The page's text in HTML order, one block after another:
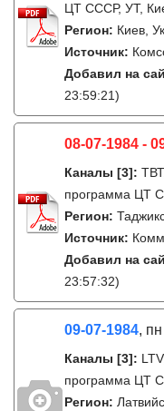
ЦТ СССР, УТ,
Регион: Киев,
Источник:
Добавил на
23:59:21)
08-07-1984 -
Каналы [3]:
программа ЦТ
Регион:
Источник:
Добавил на
23:57:32)
09-07-1984, пн
Каналы [3]:
программа ЦТ
Регион: